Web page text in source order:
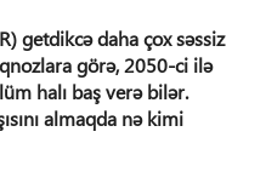
getdikcə daha çox səssiz
görə, 2050-ci ilə
halı baş verə bilər.
almaqda nə kimi